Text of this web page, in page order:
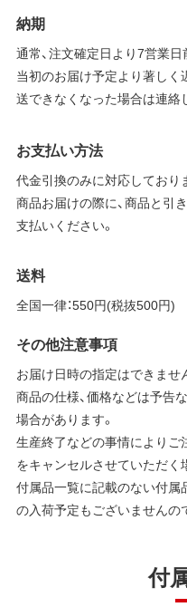
納期
通常、注文確定日より7営業日
当初のお届け予定より著しく
送できなくなった場合は連絡
お支払い方法
代金引換のみに対応しており
商品お届けの際に、商品と引
支払いください。
送料
全国一律：550円(税抜500円)
その他注意事項
お届け日時の指定はできませ
商品の仕様、価格などは予告
場合があります。
生産終了などの事情によりご
をキャンセルさせていただく
付属品一覧に記載のない付属
の入荷予定もございませんの
付